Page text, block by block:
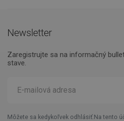
Newsletter
Zaregistrujte sa na informačný
stave.
Môžete sa kedykoľvek odhlásiť.Na tento